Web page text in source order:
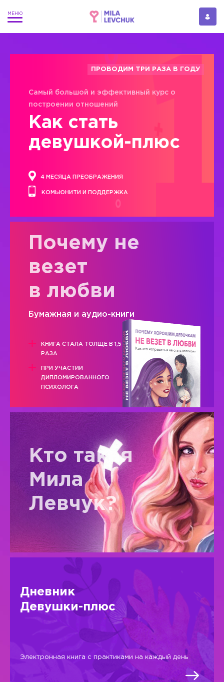
ПРОВОДИМ ТРИ РАЗА В ГОДУ
Самый большой и эффективный курс о
построении отношений
Как стать
девушкой-плюс
4 МЕСЯЦА ПРЕОБРАЖЕНИЯ
КОМЬЮНИТИ И ПОДДЕРЖКА
Почему не
везет
в любви
Бумажная и аудио-книги
КНИГА СТАЛА ТОЛЩЕ В 1,5
РАЗА
ПРИ УЧАСТИИ
ДИПЛОМИРОВАННОГО
ПСИХОЛОГА
Кто такая
Мила
Левчук?
Дневник
Девушки-плюс
Электронная книга с практиками на каждый день